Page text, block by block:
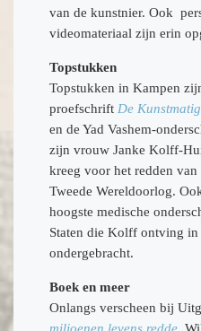
van de kunstnier. Ook
videomateriaal zijn erin
Topstukken
Topstukken in Kampen
proefschrift De
en de Yad Vashem-
zijn vrouw Janke Kolff-
kreeg voor het redden van
Tweede Wereldoorlog.
hoogste medische
Staten die Kolff ontving
ondergebracht.
Boek en meer
Onlangs verscheen bij